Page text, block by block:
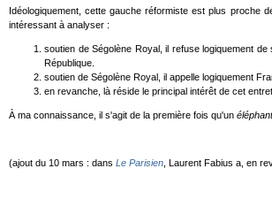
Idéologiquement, cette gauche réformiste est plus proche
intéressant à analyser :
soutien de Ségolène Royal, il refuse logiquement
République.
soutien de Ségolène Royal, il appelle logiquement
en revanche, là réside le principal intérêt de cet
À ma connaissance, il s'agit de la première fois qu'un éléphant
(ajout du 10 mars : dans Le Parisien , Laurent Fabius a, en